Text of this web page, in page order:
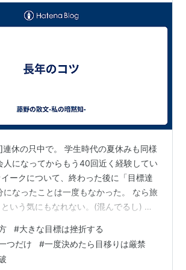
休の只中で。 学生時代の夏休みも同様
人になってからもう40回近く経験してい
ークについて、終わった後に「目標達
になったことは一度もなかった。 なら旅
いう気にもなれない。(混んでるし) そ
平日や週末とそれほど変わりなく過ご
がする。(嘆) それはともかく。 休日と
あるいは3ヶ月や一年の目標とか。 そ
#大きな目標は挫折する
つだけ #一度決めたら目移りは厳禁